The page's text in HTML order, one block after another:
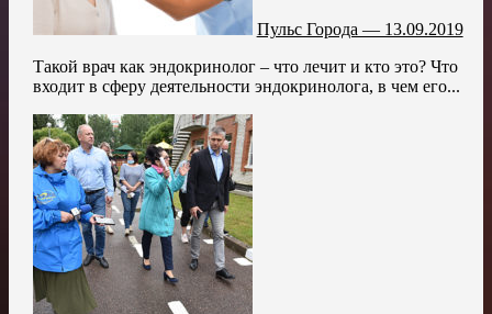
Пульс Города — 13.09.2019
Такой врач как эндокринолог – что лечит и кто это? Что
входит в сферу деятельности эндокринолога, в чем его...